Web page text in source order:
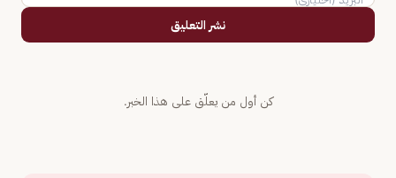
نشر التعليق
كن أول من يعلّق على هذا الخبر.